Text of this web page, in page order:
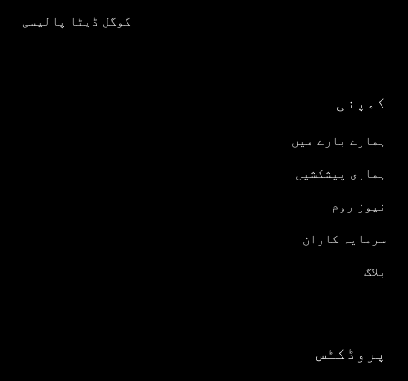
گوگل ڈیٹا پالیسی
کمپنی
ہمارے بارے میں
ہماری پیشکشیں
نیوز روم
سرمایہ کاران
بلاگ
پروڈکٹس